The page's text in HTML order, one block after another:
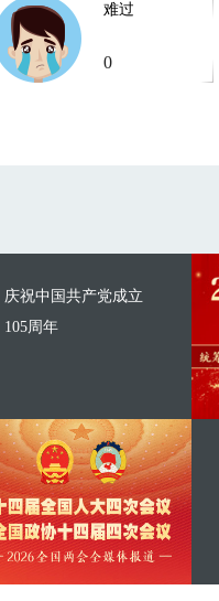
难过
0
庆祝中国共产党成立
105周年